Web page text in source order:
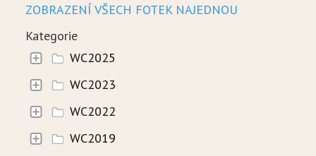
WEBKAMERY
LOW RES METEO
SELF BRIEFING
HISTORIE
WAVECAMP 2024
ZOBRAZENÍ VŠECH FOTEK NAJEDNOU
Kategorie
WC2025
WC2023
WC2022
WC2019